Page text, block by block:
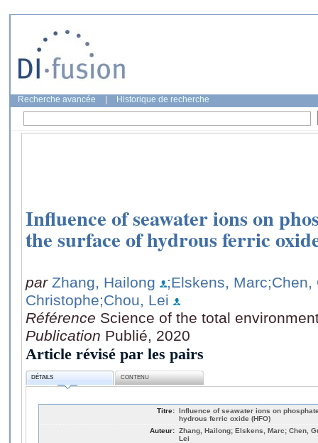
Recherche avancée Historique de recherche
Influence of seawater ions on
the surface of hydrous ferric
par Zhang, Hailong ;Elskens, Marc;Chen,
Christophe;Chou, Lei
Référence Science of the total
Publication Publié, 2020
Article révisé par les pairs
DÉTAILS CONTENU
Titre: Influence of seawater ions on
hydrous ferric oxide (HFO)
Auteur: Zhang, Hailong; Elskens, Marc; Chen,
Lei